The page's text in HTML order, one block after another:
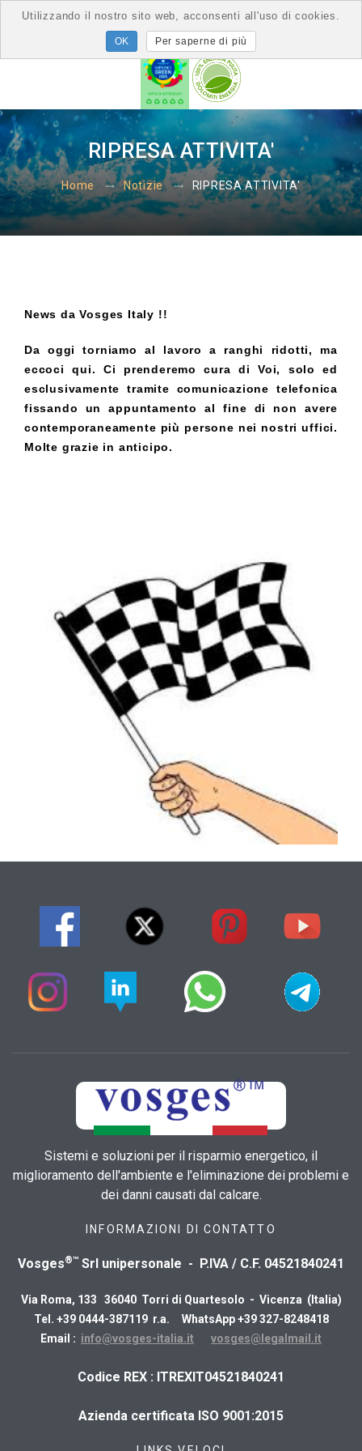
RIPRESA ATTIVITA'
Home Notizie RIPRESA ATTIVITA'
News da Vosges Italy !!
Da oggi torniamo al lavoro a ranghi ridotti, ma
eccoci qui. Ci prenderemo cura di Voi, solo ed
esclusivamente tramite comunicazione telefonica
fissando un appuntamento al fine di non avere
contemporaneamente più persone nei nostri uffici.
Molte grazie in anticipo.
Sistemi e soluzioni per il risparmio energetico, il
miglioramento dell'ambiente e l'eliminazione dei problemi e
dei danni causati dal calcare.
INFORMAZIONI DI CONTATTO
Vosges®™ Srl unipersonale - P.IVA / C.F. 04521840241
Via Roma, 133 36040 Torri di Quartesolo - Vicenza (Italia)
Tel. +39 0444-387119 r.a. WhatsApp +39 327-8248418
Email : info@vosges-italia.it vosges@legalmail.it
​Codice REX : ITREXIT04521840241
Azienda certificata ISO 9001:2015
Utilizzando il nostro sito web, acconsenti all'uso di cookies.
Per saperne di più